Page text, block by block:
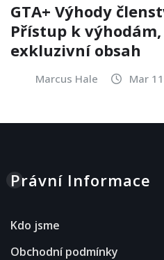
GTA+ Výhody
Přístup k
exkluzivní obsah
Marcus Hale Mar
Právní Informace
Kdo jsme
Obchodní podmínky